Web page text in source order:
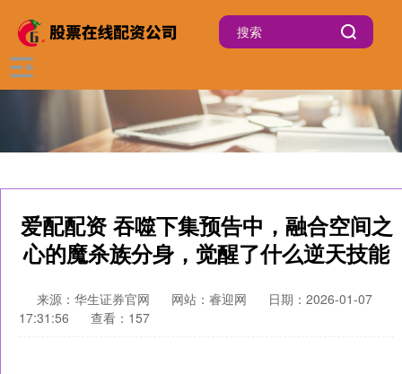
爱配配资 吞噬下集预告中，融合空间之
心的魔杀族分身，觉醒了什么逆天技能
来源：华生证券官网 网站：睿迎网
日期：2026-01-07
17:31:56
查看：157